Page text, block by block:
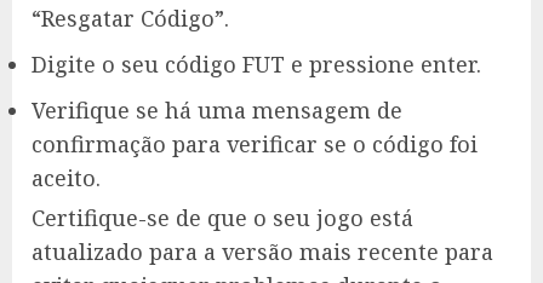
“Resgatar Código”.
Digite o seu código FUT e pressione enter.
Verifique se há uma mensagem de
confirmação para verificar se o código foi
aceito.
Certifique-se de que o seu jogo está
atualizado para a versão mais recente para